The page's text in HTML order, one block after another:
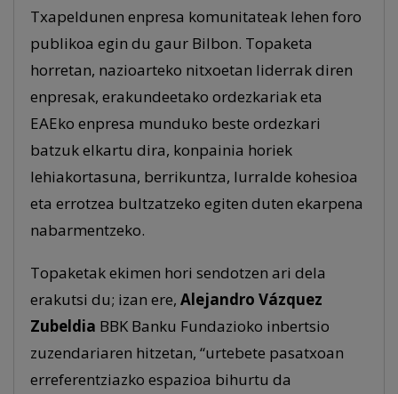
Txapeldunen enpresa komunitateak lehen foro
publikoa egin du gaur Bilbon. Topaketa
horretan, nazioarteko nitxoetan liderrak diren
enpresak, erakundeetako ordezkariak eta
EAEko enpresa munduko beste ordezkari
batzuk elkartu dira, konpainia horiek
lehiakortasuna, berrikuntza, lurralde kohesioa
eta errotzea bultzatzeko egiten duten ekarpena
nabarmentzeko.
Topaketak ekimen hori sendotzen ari dela
erakutsi du; izan ere, Alejandro Vázquez
Zubeldia BBK Banku Fundazioko inbertsio
zuzendariaren hitzetan, “urtebete pasatxoan
erreferentziazko espazioa bihurtu da